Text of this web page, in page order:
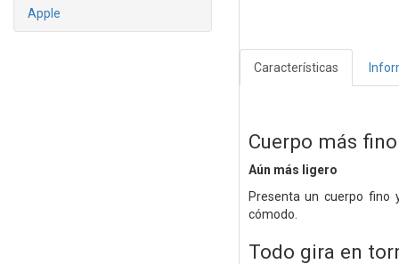
Apple
Características
Cuerpo más fino
Aún más ligero
Presenta un cuerpo
cómodo.
Todo gira en